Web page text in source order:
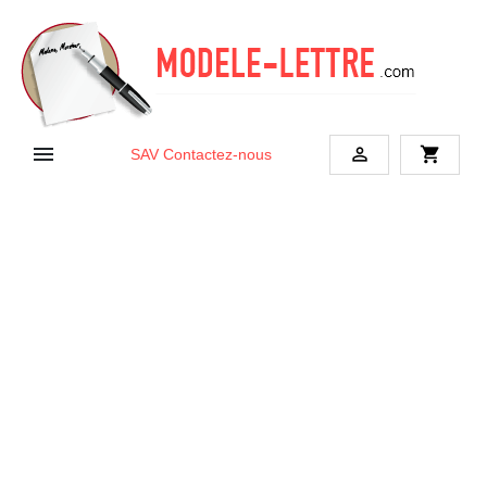
 SAV Contactez-nous  shopping_cart